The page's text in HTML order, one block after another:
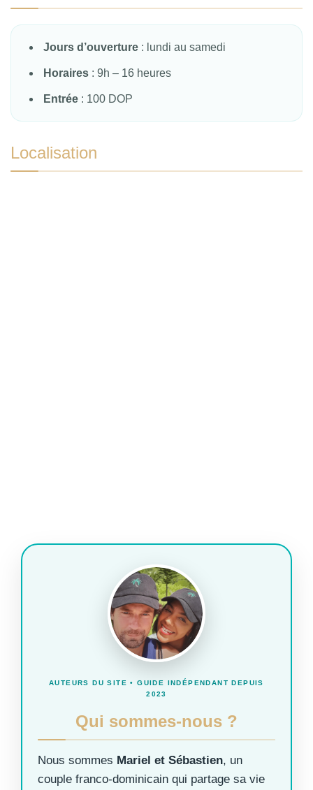
Jours d’ouverture : lundi au samedi
Horaires : 9h – 16 heures
Entrée : 100 DOP
Localisation
AUTEURS DU SITE • GUIDE INDÉPENDANT DEPUIS
2023
Qui sommes-nous ?
Nous sommes Mariel et Sébastien, un
couple franco-dominicain qui partage sa vie